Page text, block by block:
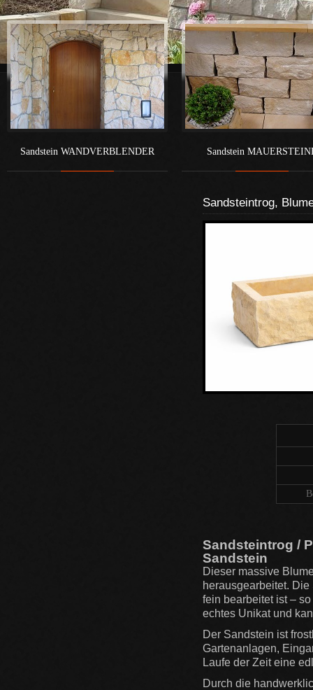
Sandstein WANDVERBLENDER Sandstein
Sandsteintrog,
Sandsteintrog /
Sandstein
Dieser massive
herausgearbeitet.
fein bearbeitet ist –
echtes Unikat und
Der Sandstein ist
Gartenanlagen,
Laufe der Zeit eine
Durch die